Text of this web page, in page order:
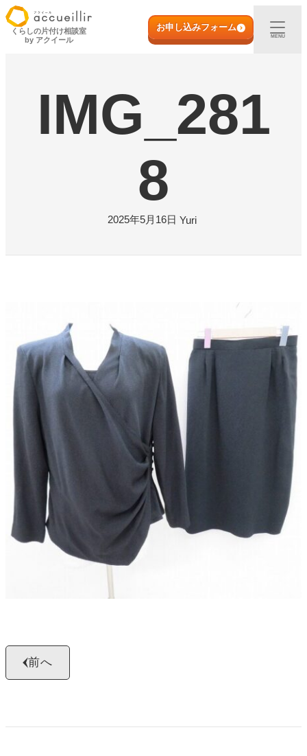
内
容
初めての方へ
宅配買取
ご利用実例
お問い合わせ
0120-29-5302
受付時間9:00〜18:00（年中無休※年末年始は除く）
お申し込みフォーム
くらしの片付け相談室
by アクイール
お申し込みフォーム
MENU
IMG_281
8
2025年5月16日 Yuri
前へ